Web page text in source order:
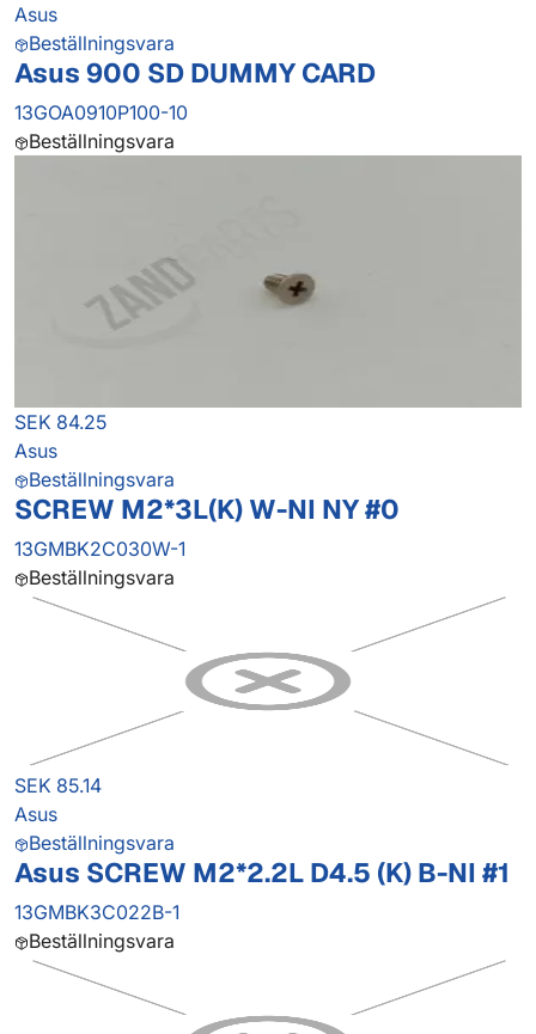
Asus
Beställningsvara
Asus 900 SD DUMMY CARD
13GOA0910P100-10
Beställningsvara
SEK 84.25
Asus
Beställningsvara
SCREW M2*3L(K) W-NI NY #0
13GMBK2C030W-1
Beställningsvara
SEK 85.14
Asus
Beställningsvara
Asus SCREW M2*2.2L D4.5 (K) B-NI #1
13GMBK3C022B-1
Beställningsvara